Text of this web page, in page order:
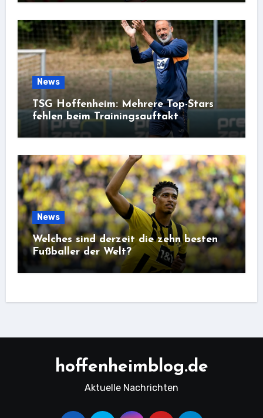
News
TSG Hoffenheim: Mehrere Top-Stars
fehlen beim Trainingsauftakt
News
Welches sind derzeit die zehn besten
Fußballer der Welt?
hoffenheimblog.de
Aktuelle Nachrichten